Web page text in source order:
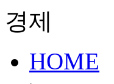
경제
HOME